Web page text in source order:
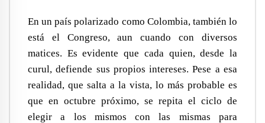
En un país polarizado como Colombia, también lo
está el Congreso, aun cuando con diversos
matices. Es evidente que cada quien, desde la
curul, defiende sus propios intereses. Pese a esa
realidad, que salta a la vista, lo más probable es
que en octubre próximo, se repita el ciclo de
elegir a los mismos con las mismas para